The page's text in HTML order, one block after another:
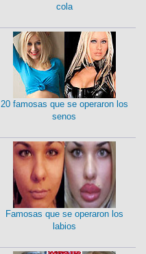
cola
20 famosas que se operaron los
senos
Famosas que se operaron los
labios